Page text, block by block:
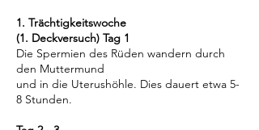
1. Trächtigkeitswoche
(1. Deckversuch) Tag 1
Die Spermien des Rüden wandern durch
den Muttermund
und in die Uterushöhle. Dies dauert etwa 5-
8 Stunden.